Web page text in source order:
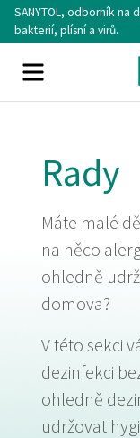
SkipSANYTOL, odborník na
bakterií, plísní a virů.
Menu
Rady
Máte malé
na něco
ohledně
domova?
V této sekci
dezinfekci
ohledně
udržovat